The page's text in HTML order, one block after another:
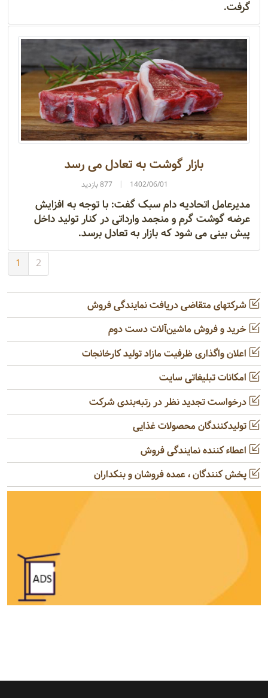
گرفت.
بازار گوشت به تعادل می رسد
1402/06/01 877 بازدید
مدیرعامل اتحادیه دام سبک گفت: با توجه به افزایش
عرضه گوشت گرم و منجمد وارداتی در کنار تولید داخل
پیش بینی می شود که بازار به تعادل برسد.
1 2
شرکتهای متقاضی دریافت نمایندگی فروش
خرید و فروش ماشین‌آلات دست دوم
اعلان واگذاری ظرفیت مازاد تولید کارخانجات
امکانات تبلیغاتی سایت
درخواست تجدید نظر در رتبه‌بندی شرکت
تولیدکنندگان محصولات غذایی
اعطاء کننده نمایندگی فروش
پخش کنندگان ، عمده فروشان و بنکداران